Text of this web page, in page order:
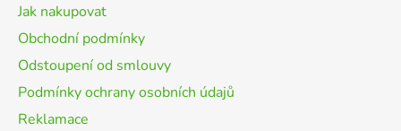
Jak nakupovat
Obchodní podmínky
Odstoupení od smlouvy
Podmínky ochrany osobních údajů
Reklamace